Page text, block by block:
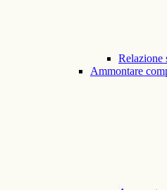
Relazione
Ammontare